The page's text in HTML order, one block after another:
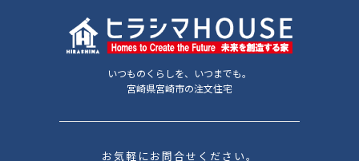
いつものくらしを、いつまでも。
宮崎県宮崎市の注文住宅
お気軽にお問合せください。